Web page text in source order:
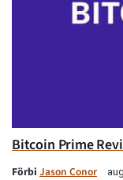
Bitcoin Prime
Förbi Jason Conor